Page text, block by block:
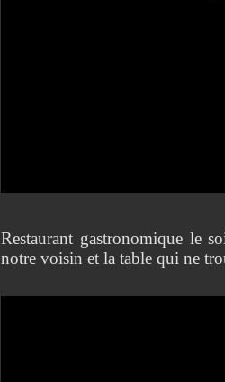
Restaurant gastronomique le
notre voisin et la table qui ne